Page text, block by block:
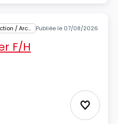
BTP / Matériaux de construction / Architecture Publiée le 07/08/2026
F/H
Ajouter